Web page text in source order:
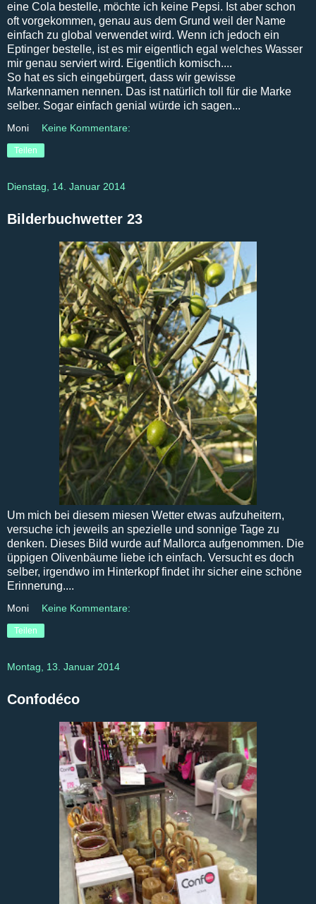
eine Cola bestelle, möchte ich keine Pepsi. Ist aber schon
oft vorgekommen, genau aus dem Grund weil der Name
einfach zu global verwendet wird. Wenn ich jedoch ein
Eptinger bestelle, ist es mir eigentlich egal welches Wasser
mir genau serviert wird. Eigentlich komisch....
So hat es sich eingebürgert, dass wir gewisse
Markennamen nennen. Das ist natürlich toll für die Marke
selber. Sogar einfach genial würde ich sagen...
Moni Keine Kommentare:
Teilen
Dienstag, 14. Januar 2014
Bilderbuchwetter 23
Um mich bei diesem miesen Wetter etwas aufzuheitern,
versuche ich jeweils an spezielle und sonnige Tage zu
denken. Dieses Bild wurde auf Mallorca aufgenommen. Die
üppigen Olivenbäume liebe ich einfach. Versucht es doch
selber, irgendwo im Hinterkopf findet ihr sicher eine schöne
Erinnerung....
Moni Keine Kommentare:
Teilen
Montag, 13. Januar 2014
Confodéco